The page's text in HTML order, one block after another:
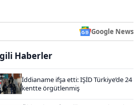
Google News
Haberler
İddianame ifşa etti: IŞİD Türkiye’de 24
kentte örgütlenmiş